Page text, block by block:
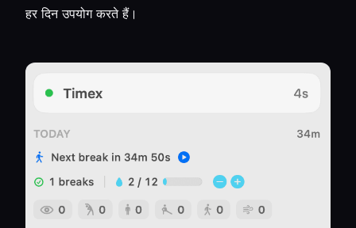
हर दिन उपयोग करते हैं।